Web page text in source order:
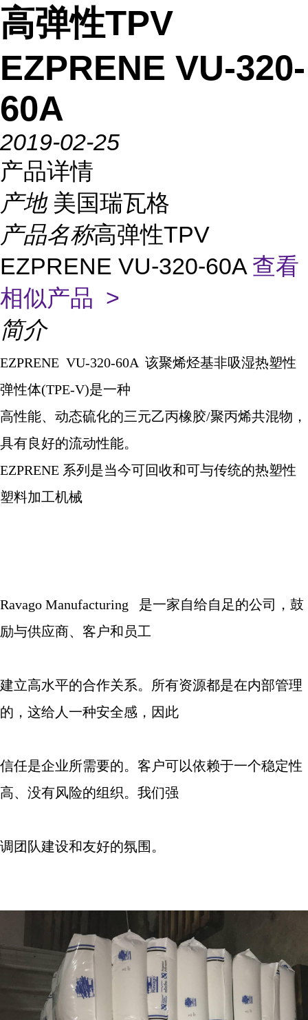
高弹性TPV
EZPRENE VU-320-
60A
2019-02-25
产品详情
产地 美国瑞瓦格
产品名称高弹性TPV
EZPRENE VU-320-60A 查看
相似产品 >
简介
EZPRENE VU-320-60A 该聚烯烃基非吸湿热塑性
弹性体(TPE-V)是一种
高性能、动态硫化的三元乙丙橡胶/聚丙烯共混物，
具有良好的流动性能。
EZPRENE 系列是当今可回收和可与传统的热塑性
塑料加工机械
Ravago Manufacturing 是一家自给自足的公司，鼓
励与供应商、客户和员工
建立高水平的合作关系。所有资源都是在内部管理
的，这给人一种安全感，因此
信任是企业所需要的。客户可以依赖于一个稳定性
高、没有风险的组织。我们强
调团队建设和友好的氛围。